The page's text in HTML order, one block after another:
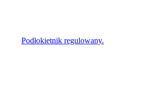
Podłokietnik regulowany.